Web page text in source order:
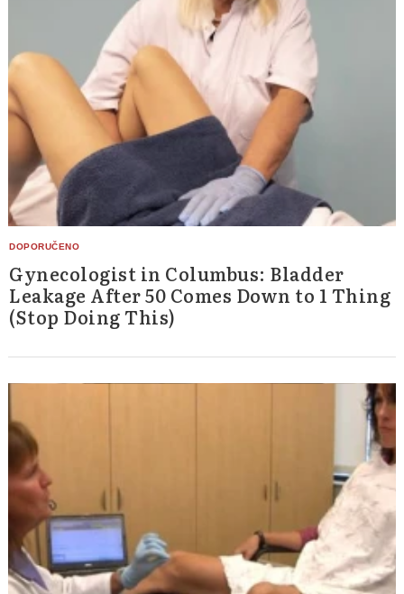
Gynecologist in Columbus: Bladder
Leakage After 50 Comes Down to 1 Thing
(Stop Doing This)